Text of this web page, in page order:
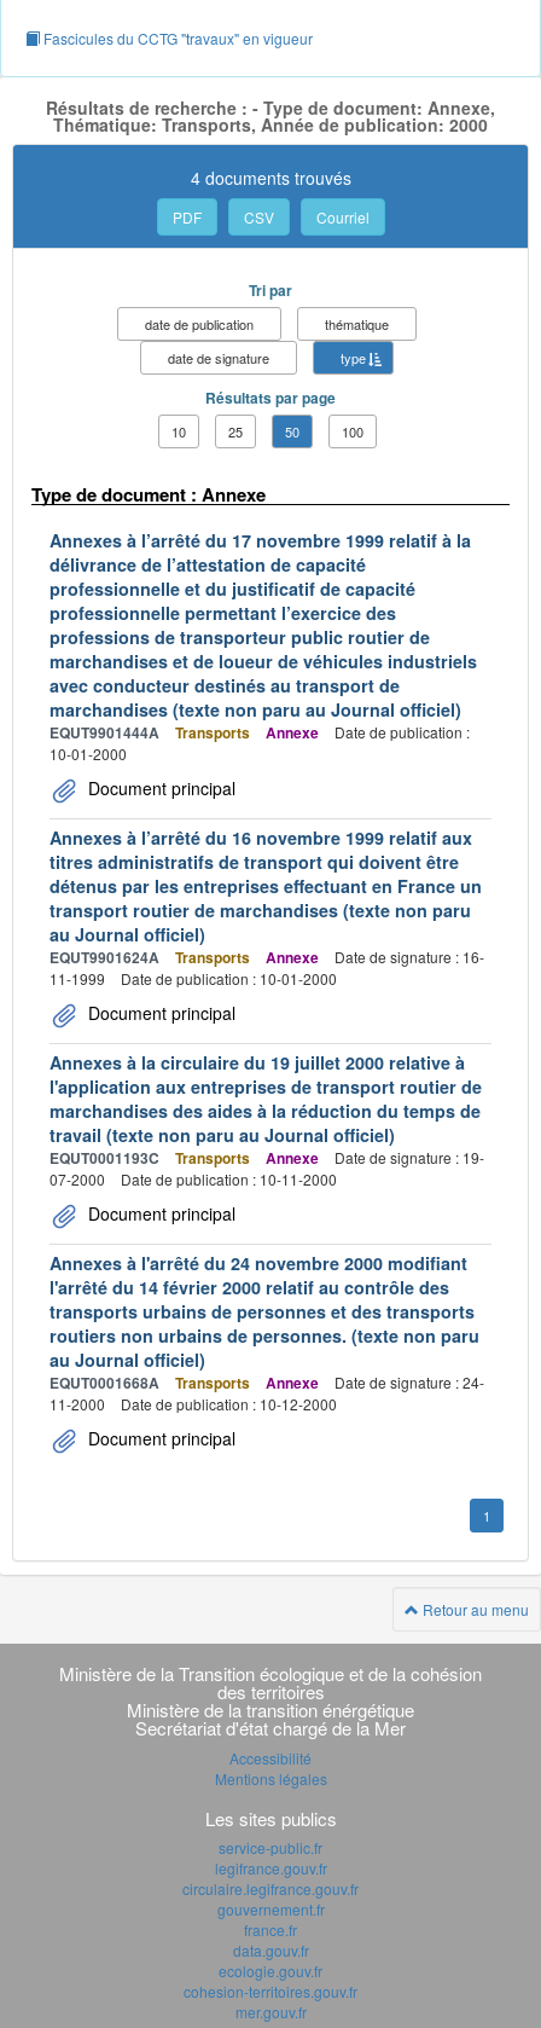
Fascicules du CCTG "travaux" en vigueur
Résultats de recherche : - Type de document: Annexe,
Thématique: Transports, Année de publication: 2000
4 documents trouvés
PDF CSV Courriel
Tri par
date de publication
thématique
date de signature
type
Résultats par page
10 25 50 100
Type de document : Annexe
Annexes à l’arrêté du 17 novembre 1999 relatif à la
délivrance de l’attestation de capacité
professionnelle et du justificatif de capacité
professionnelle permettant l’exercice des
professions de transporteur public routier de
marchandises et de loueur de véhicules industriels
avec conducteur destinés au transport de
marchandises (texte non paru au Journal officiel)
EQUT9901444A Transports Annexe
Date de publication :
10-01-2000
Document principal
Annexes à l’arrêté du 16 novembre 1999 relatif aux
titres administratifs de transport qui doivent être
détenus par les entreprises effectuant en France un
transport routier de marchandises (texte non paru
au Journal officiel)
EQUT9901624A Transports Annexe
Date de signature : 16-
11-1999
Date de publication : 10-01-2000
Document principal
Annexes à la circulaire du 19 juillet 2000 relative à
l'application aux entreprises de transport routier de
marchandises des aides à la réduction du temps de
travail (texte non paru au Journal officiel)
EQUT0001193C Transports Annexe
Date de signature : 19-
07-2000
Date de publication : 10-11-2000
Document principal
Annexes à l'arrêté du 24 novembre 2000 modifiant
l'arrêté du 14 février 2000 relatif au contrôle des
transports urbains de personnes et des transports
routiers non urbains de personnes. (texte non paru
au Journal officiel)
EQUT0001668A Transports Annexe
Date de signature : 24-
11-2000
Date de publication : 10-12-2000
Document principal
1
Retour au menu
Navigation
transverse
Ministère de la Transition écologique et de la cohésion
des territoires
Ministère de la transition énérgétique
Secrétariat d'état chargé de la Mer
Accessibilité
Mentions légales
Les sites publics
service-public.fr
legifrance.gouv.fr
circulaire.legifrance.gouv.fr
gouvernement.fr
france.fr
data.gouv.fr
ecologie.gouv.fr
cohesion-territoires.gouv.fr
mer.gouv.fr